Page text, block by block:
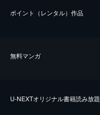
ポイント（レンタル）作品
無料マンガ
U-NEXTオリジナル書籍読み放題